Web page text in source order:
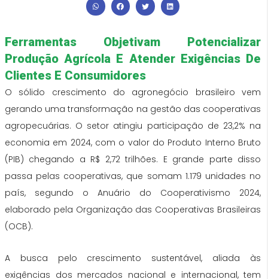
Ferramentas Objetivam Potencializar
Produção Agrícola E Atender Exigências De
Clientes E Consumidores
O sólido crescimento do agronegócio brasileiro vem
gerando uma transformação na gestão das cooperativas
agropecuárias. O setor atingiu participação de 23,2% na
economia em 2024, com o valor do Produto Interno Bruto
(PIB) chegando a R$ 2,72 trilhões. E grande parte disso
passa pelas cooperativas, que somam 1.179 unidades no
país, segundo o Anuário do Cooperativismo 2024,
elaborado pela Organização das Cooperativas Brasileiras
(OCB).
A busca pelo crescimento sustentável, aliada às
exigências dos mercados nacional e internacional, tem